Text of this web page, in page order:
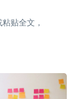
贴全文，